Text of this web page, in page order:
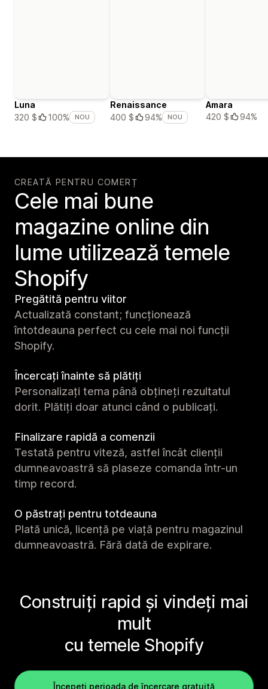
Luna
320 $
100% NOU
Renaissance
400 $
94% NOU
Amara
420 $
94%
CREATĂ PENTRU COMERȚ
Cele mai bune
magazine online din
lume utilizează temele
Shopify
Pregătită pentru viitor
Actualizată constant; funcționează
întotdeauna perfect cu cele mai noi funcții
Shopify.
Încercați înainte să plătiți
Personalizați tema până obțineți rezultatul
dorit. Plătiți doar atunci când o publicați.
Finalizare rapidă a comenzii
Testată pentru viteză, astfel încât clienții
dumneavoastră să plaseze comanda într-un
timp record.
O păstrați pentru totdeauna
Plată unică, licență pe viață pentru magazinul
dumneavoastră. Fără dată de expirare.
Construiți rapid și vindeți mai
mult
cu temele Shopify
Începeți perioada de încercare gratuită